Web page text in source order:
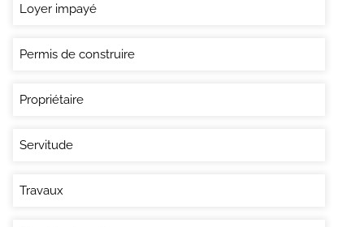
Loyer impayé
Permis de construire
Propriétaire
Servitude
Travaux